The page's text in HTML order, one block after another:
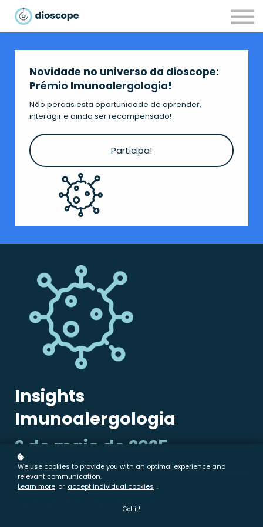
Parcerias
CONTACTOS
LOGIN
Novidade no universo da dioscope:
Prémio Imunoalergologia!
Não percas esta oportunidade de aprender,
interagir e ainda ser recompensado!
Participa!
Insights
Imunoalergologia
2 de maio de 2025
Formações curtas de atualização científica em áreas de elevada
relevância clínica, com elencos de renome.
We use cookies to provide you with an optimal experience and
relevant communication.
Learn more or accept individual cookies .
Got it!